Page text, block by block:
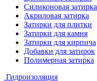
Силиконовая затирка
Акриловая затирка
Затирки для плитки
Затирки для камня
Затирки для кирпича
Добавки для затирок
Полимерная затирка
Гидроизоляция